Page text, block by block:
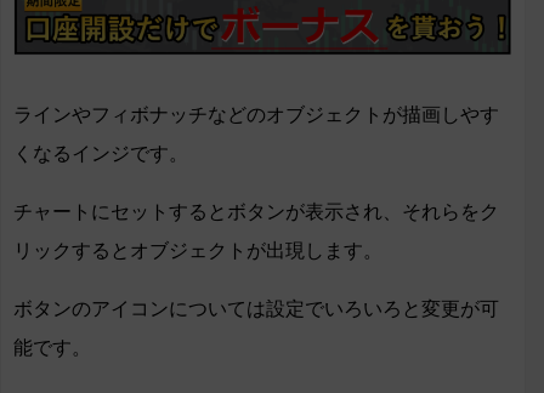
ラインやフィボナッチなどのオブジェクトが描画しやす
くなるインジです。
チャートにセットするとボタンが表示され、それらをク
リックするとオブジェクトが出現します。
ボタンのアイコンについては設定でいろいろと変更が可
能です。